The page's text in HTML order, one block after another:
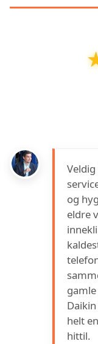
og
eldre
helt
hittil.